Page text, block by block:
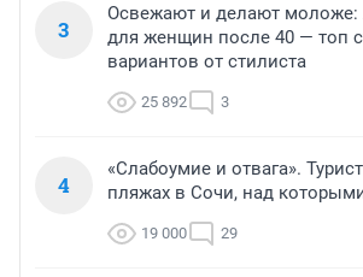
3
Освежают и делают моложе:
для женщин после 40 — топ
вариантов от стилиста
25 892 3
4
«Слабоумие и отвага».
пляжах в Сочи, над
19 000 29